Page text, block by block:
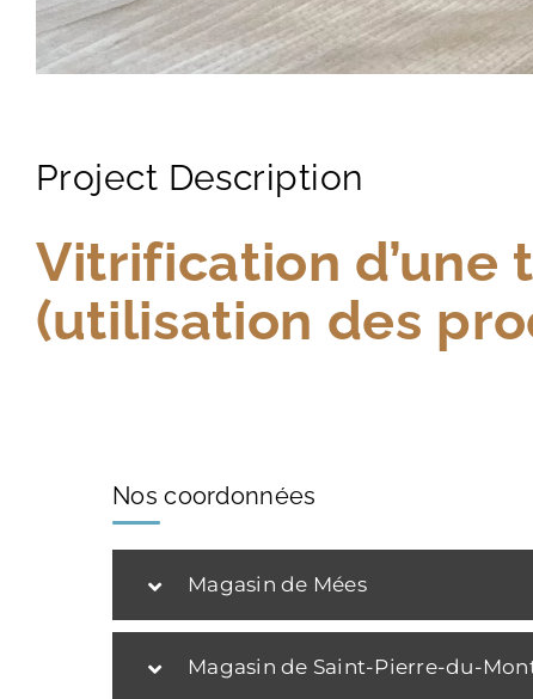
Project Description
Vitrification d’une
(utilisation des
Nos coordonnées
Magasin de Mées
Magasin de Saint-Pierre-du-